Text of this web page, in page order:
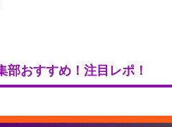
部おすすめ！注目レポ！